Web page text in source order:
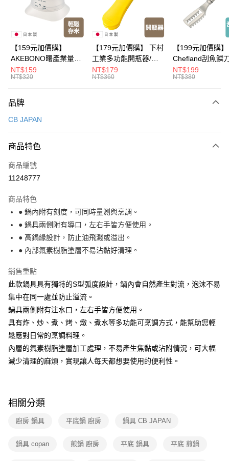
悠遊付
全盈+PAY
大哥付你分期
相關說明
2.付款方式選擇「大哥付你分期」，訂單成立後會自動跳轉到大哥付的交易
成交易。
4.訂單成立30分鐘內，如未前往確認交易或遇審核未通過，訂單將自動取
消。如遇「轉專審核」未通過狀況，表示未達大哥付你分期系統評分，恕無
【繳款方式說明】
1.分期款項不併入電信帳單，「大哥付你分期」於每月結算日後寄送繳費提
2.透過簡訊連結打開帳單後，可選擇「超商條碼／台灣大直營門市／銀行轉
【注意事項】
1.本服務係由「台灣大哥大股份有限公司」（以下簡稱本公司）所提供，讓
用戶於交易時，得透過本服務購買商品或服務，並由商店將買賣／分期付款
買賣價金債權讓與本公司後，依約使用本公司帳單繳交帳款。
資料（包含姓名、電話或地址）提供予台灣大哥大進項蒐集、處理及利用，
由本公司與您本人進行分期帳單所需資料之確認、核對及更正。
3.完整用戶服務條款，請詳閱以下連結：https://oppay.tw/userRule
運送方式
每筆NT$150，滿NT$499(含以上)免運費
【159元加價購】
AKEBONO曙產業量米
杯漏斗組(白)/量米杯/
米桶/量米用具/任二件8
NT$159
NT$320
【179元加價購】 下村
工業多功能開瓶器/開
瓶器/餐廚用品/料理道
具/任二件8折
NT$179
NT$360
【199元加價購】
Chefland刮魚鱗
魚鱗器/廚房用品/
道具/任二件8折
NT$199
NT$380
品牌
CB JAPAN
商品特色
商品編號
11248777
商品特色
● 鍋內附有刻度，可同時量測與烹調。
● 鍋具兩側附有導口，左右手皆方便使用。
● 高鍋緣設計，防止油飛濺或溢出。
● 內部氟素樹脂塗層不易沾黏好清理。
銷售重點
此款鍋具具有獨特的S型弧度設計，鍋內會自然產生對流，泡沫不易
集中在同一處並防止溢流。
鍋具兩側附有注水口，左右手皆方便使用。
具有炸、炒、煮、烤、燉、煮水等多功能可烹調方式，能幫助您輕
鬆應對日常的烹調料理。
內層的氟素樹脂塗層加工處理，不易產生焦黏或沾附情況，可大幅
減少清理的麻煩，實現讓人每天都想要使用的便利性。
相關分類
廚房 鍋具 平底鍋 廚房 鍋具 CB JAPAN
鍋具 copan 煎鍋 廚房 平底 鍋具 平底 煎鍋